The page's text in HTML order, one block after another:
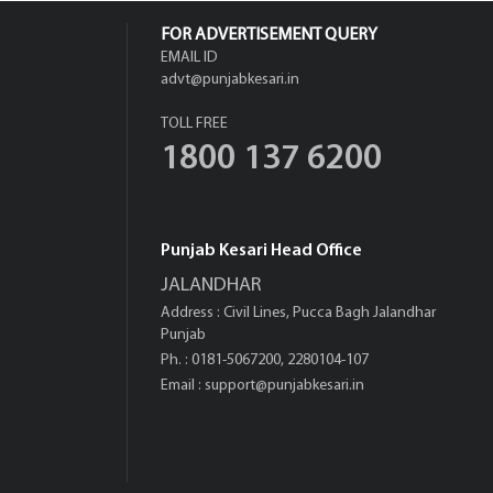
FOR ADVERTISEMENT QUERY
EMAIL ID
advt@punjabkesari.in
TOLL FREE
1800 137 6200
Punjab Kesari Head Office
JALANDHAR
Address : Civil Lines, Pucca Bagh Jalandhar
Punjab
Ph. : 0181-5067200, 2280104-107
Email : support@punjabkesari.in